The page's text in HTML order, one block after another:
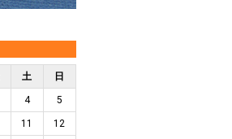
土 日
4 5
11 12